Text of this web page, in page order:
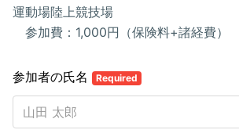
運動場陸上競技場
参加費：1,000円（保険料+諸経費）
参加者の氏名 Required